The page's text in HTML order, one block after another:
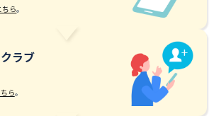
ちら。
ラブ
ら。